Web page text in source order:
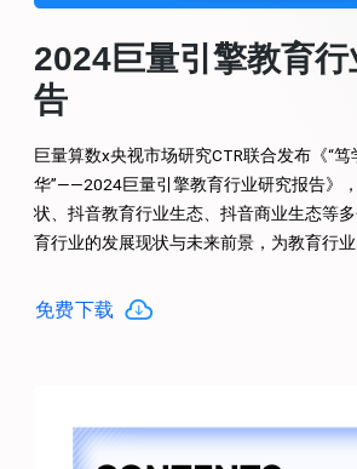
2024巨量引擎教育
告
巨量算数x央视市场研究CTR联合发布《“
华”——2024巨量引擎教育行业研究报告》
状、抖音教育行业生态、抖音商业生态等
育行业的发展现状与未来前景，为教育行
免费下载